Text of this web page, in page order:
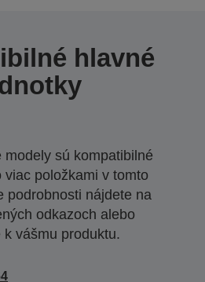
hlavné
modely sú kompatibilné
viac položkami v tomto
podrobnosti nájdete na
odkazoch alebo
vášmu produktu.